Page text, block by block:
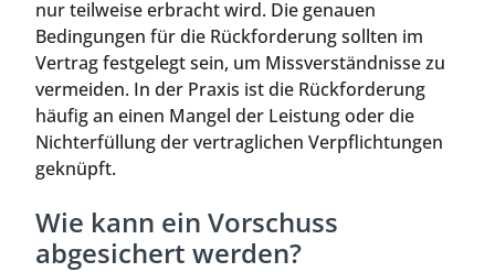
nur teilweise erbracht wird. Die genauen
Bedingungen für die Rückforderung sollten im
Vertrag festgelegt sein, um Missverständnisse zu
vermeiden. In der Praxis ist die Rückforderung
häufig an einen Mangel der Leistung oder die
Nichterfüllung der vertraglichen Verpflichtungen
geknüpft.
Wie kann ein Vorschuss
abgesichert werden?